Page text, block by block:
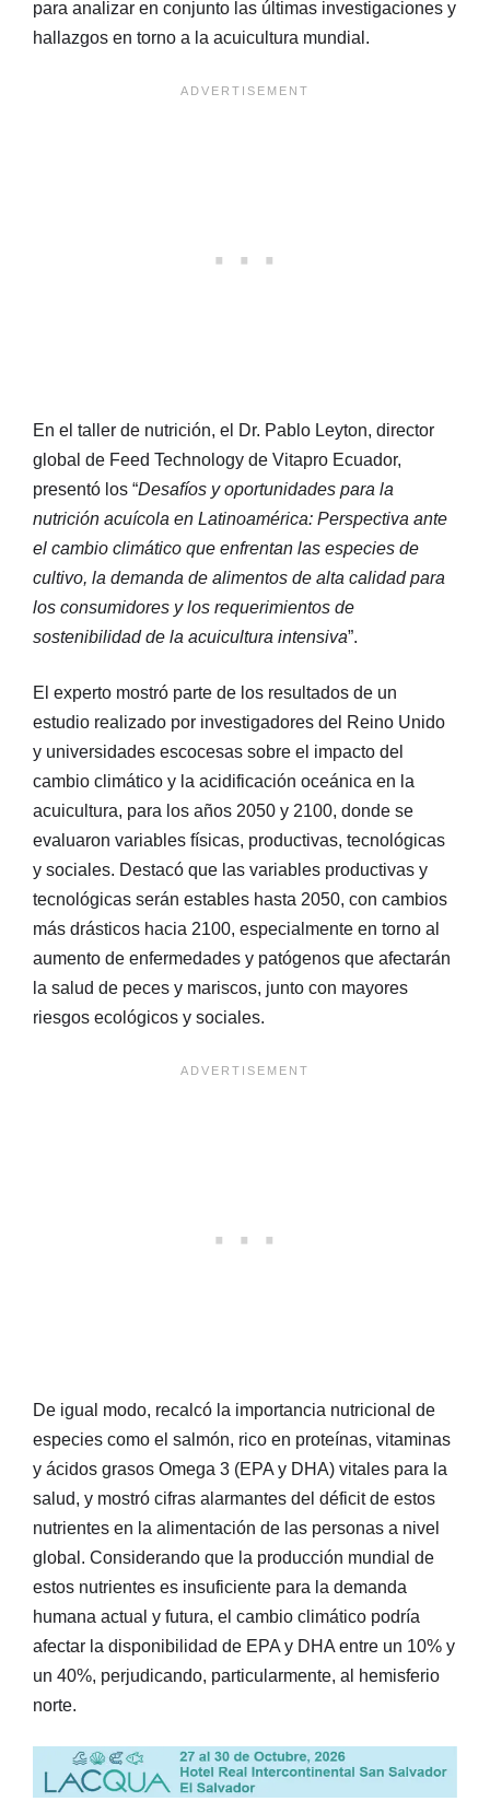
para analizar en conjunto las últimas investigaciones y
hallazgos en torno a la acuicultura mundial.
En el taller de nutrición, el Dr. Pablo Leyton, director
global de Feed Technology de Vitapro Ecuador,
presentó los “Desafíos y oportunidades para la
nutrición acuícola en Latinoamérica: Perspectiva ante
el cambio climático que enfrentan las especies de
cultivo, la demanda de alimentos de alta calidad para
los consumidores y los requerimientos de
sostenibilidad de la acuicultura intensiva”.
El experto mostró parte de los resultados de un
estudio realizado por investigadores del Reino Unido
y universidades escocesas sobre el impacto del
cambio climático y la acidificación oceánica en la
acuicultura, para los años 2050 y 2100, donde se
evaluaron variables físicas, productivas, tecnológicas
y sociales. Destacó que las variables productivas y
tecnológicas serán estables hasta 2050, con cambios
más drásticos hacia 2100, especialmente en torno al
aumento de enfermedades y patógenos que afectarán
la salud de peces y mariscos, junto con mayores
riesgos ecológicos y sociales.
De igual modo, recalcó la importancia nutricional de
especies como el salmón, rico en proteínas, vitaminas
y ácidos grasos Omega 3 (EPA y DHA) vitales para la
salud, y mostró cifras alarmantes del déficit de estos
nutrientes en la alimentación de las personas a nivel
global. Considerando que la producción mundial de
estos nutrientes es insuficiente para la demanda
humana actual y futura, el cambio climático podría
afectar la disponibilidad de EPA y DHA entre un 10% y
un 40%, perjudicando, particularmente, al hemisferio
norte.